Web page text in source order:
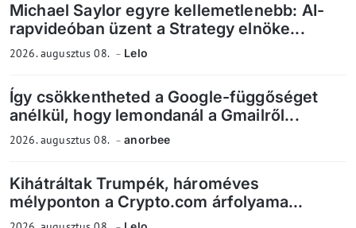
Michael Saylor egyre kellemetlenebb: AI-
rapvideóban üzent a Strategy elnöke...
2026. augusztus 08. Lelo
Így csökkentheted a Google-függőséget
anélkül, hogy lemondanál a Gmailről...
2026. augusztus 08. anorbee
Kihátráltak Trumpék, hároméves
mélyponton a Crypto.com árfolyama...